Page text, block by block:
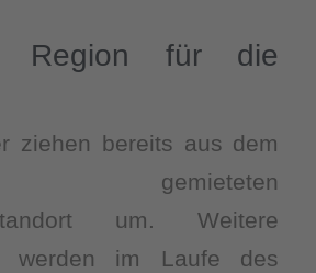
Region für die
ziehen bereits aus dem
gemieteten
um. Weitere
werden im Laufe des